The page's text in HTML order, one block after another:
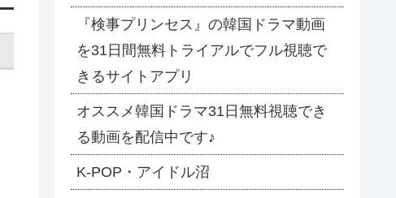
『検事プリンセス』の韓国ドラマ動画
を31日間無料トライアルでフル視聴で
きるサイトアプリ
オススメ韓国ドラマ31日無料視聴でき
る動画を配信中です♪
​K-POP・アイドル沼